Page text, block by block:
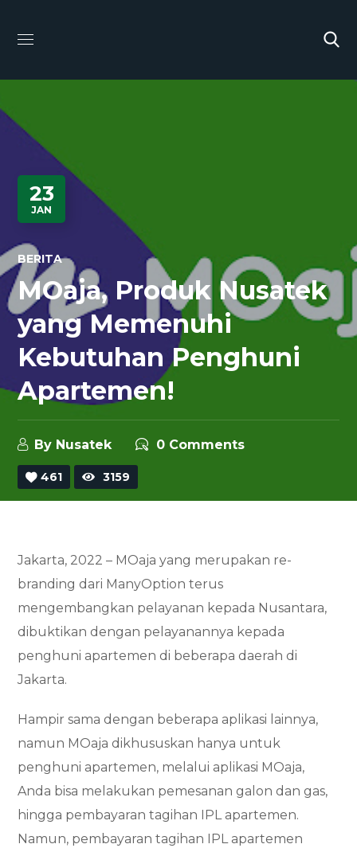
23
JAN
BERITA
MOaja, Produk Nusatek
yang Memenuhi
Kebutuhan Penghuni
Apartemen!
By Nusatek 0 Comments
461 3159
Jakarta, 2022 – MOaja yang merupakan re-
branding dari ManyOption terus
mengembangkan pelayanan kepada Nusantara,
dibuktikan dengan pelayanannya kepada
penghuni apartemen di beberapa daerah di
Jakarta.
Hampir sama dengan beberapa aplikasi lainnya,
namun MOaja dikhususkan hanya untuk
penghuni apartemen, melalui aplikasi MOaja,
Anda bisa melakukan pemesanan galon dan gas,
hingga pembayaran tagihan IPL apartemen.
Namun, pembayaran tagihan IPL apartemen